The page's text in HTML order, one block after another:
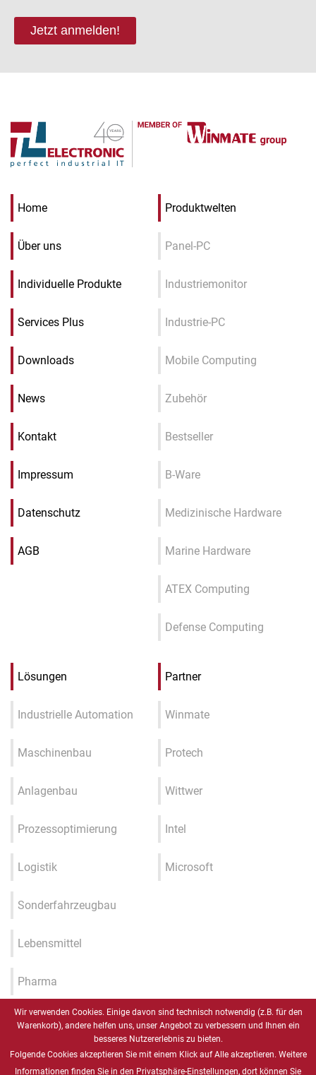
Jetzt anmelden!
Home
Über uns
Individuelle Produkte
Services Plus
Downloads
News
Kontakt
Impressum
Datenschutz
AGB
Produktwelten
Panel-PC
Industriemonitor
Industrie-PC
Mobile Computing
Zubehör
Bestseller
B-Ware
Medizinische Hardware
Marine Hardware
ATEX Computing
Defense Computing
Lösungen
Industrielle Automation
Maschinenbau
Anlagenbau
Prozessoptimierung
Logistik
Sonderfahrzeugbau
Lebensmittel
Pharma
Industrie 4.0 / IIOT / Smart
Gesundheitswesen
Partner
Winmate
Protech
Wittwer
Intel
Microsoft
Wir verwenden Cookies. Einige davon sind technisch notwendig (z.B. für den
Warenkorb), andere helfen uns, unser Angebot zu verbessern und Ihnen ein
besseres Nutzererlebnis zu bieten.
Folgende Cookies akzeptieren Sie mit einem Klick auf Alle akzeptieren. Weitere
Informationen finden Sie in den Privatsphäre-Einstellungen, dort können Sie